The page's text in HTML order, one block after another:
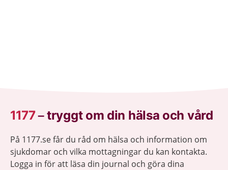
1177–tryggt om din hälsa och vård
På 1177.se får du råd om hälsa och information om
sjukdomar och vilka mottagningar du kan kontakta.
Logga in för att läsa din journal och göra dina